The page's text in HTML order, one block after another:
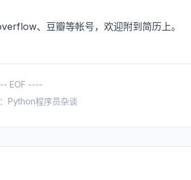
、豆瓣等帐号，欢迎附到简历上。
EOF ----
Python程序员杂谈